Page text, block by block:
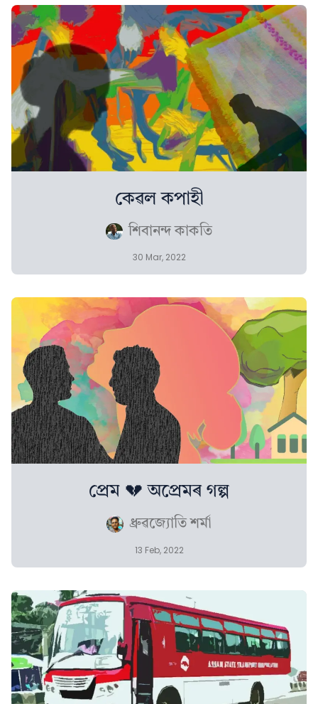
কেৱল কপাহী
শিবানন্দ কাকতি
30 Mar, 2022
প্ৰেম 💔 অপ্ৰেমৰ গল্প
ধ্ৰুৱজ্যোতি শৰ্মা
13 Feb, 2022